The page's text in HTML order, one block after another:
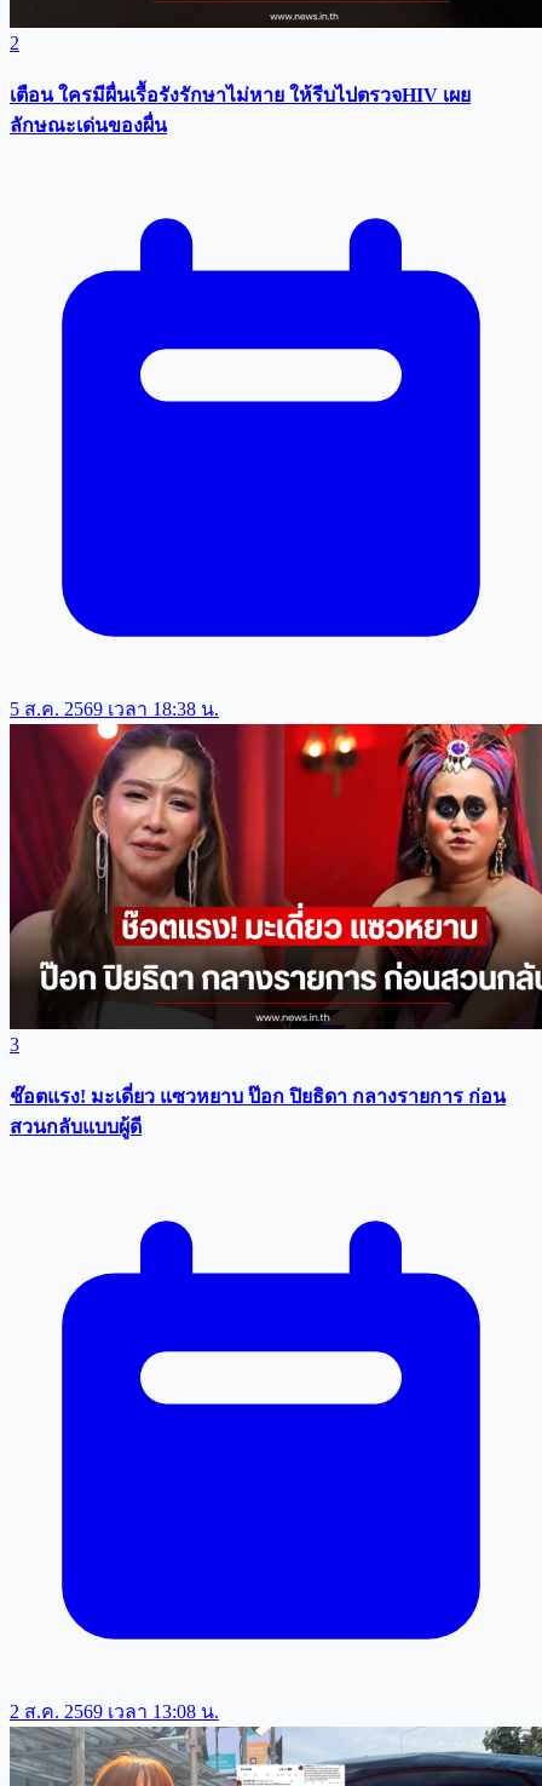
2
เตือน ใครมีผื่นเรื้อรังรักษาไม่หาย ให้รีบไปตรวจHIV เผย
ลักษณะเด่นของผื่น
5 ส.ค. 2569 เวลา 18:38 น.
3
ช๊อตแรง! มะเดี่ยว แซวหยาบ ป๊อก ปิยธิดา กลางรายการ ก่อน
สวนกลับแบบผู้ดี
2 ส.ค. 2569 เวลา 13:08 น.